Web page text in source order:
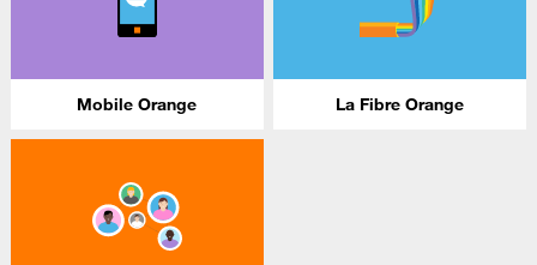
Mobile Orange La Fibre Orange